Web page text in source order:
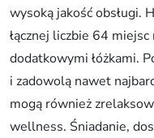
wysoką jakość obsługi.
łącznej liczbie 64
dodatkowymi łóżkami.
i zadowolą nawet
mogą również
wellness. Śniadanie,